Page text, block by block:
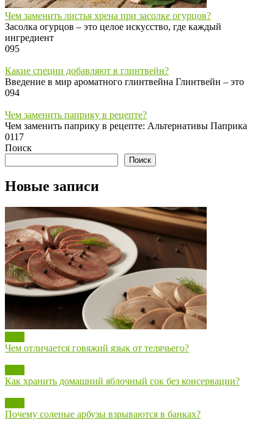
Чем заменить листья хрена при засолке огурцов?
Засолка огурцов – это целое искусство, где каждый
ингредиент
095
Какие специи добавляют в глинтвейн?
Введение в мир ароматного глинтвейна Глинтвейн – это
094
Чем заменить паприку в рецепте?
Чем заменить паприку в рецепте: Альтернативы Паприка
0117
Поиск
Поиск
Новые записи
Чем отличается говяжий язык от телячьего?
Как хранить домашний яблочный сок без консервации?
Почему соленые арбузы взрываются в банках?